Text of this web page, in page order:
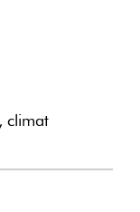
climat